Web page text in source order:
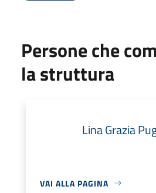
Persone che
la struttura
Lina Grazia
VAI ALLA PAGINA